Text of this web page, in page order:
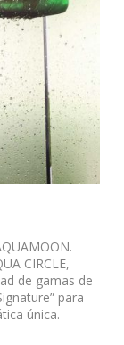
CIRCLE,
de gamas de
para
única.